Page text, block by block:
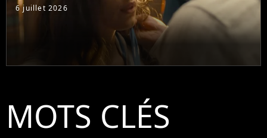
6 juillet 2026
MOTS CLÉS